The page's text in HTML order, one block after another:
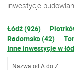
inwestycje
Łódź (926)
Radomsko (42)
Inne inwestycje w
Nazwa od A do Z